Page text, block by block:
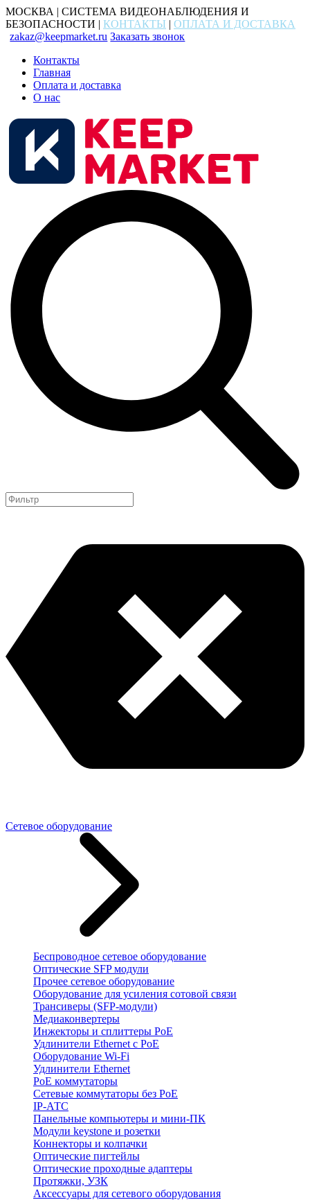
МОСКВА | СИСТЕМА ВИДЕОНАБЛЮДЕНИЯ И
БЕЗОПАСНОСТИ | КОНТАКТЫ | ОПЛАТА И ДОСТАВКА
zakaz@keepmarket.ru Заказать звонок
Контакты
Главная
Оплата и доставка
О нас
Сетевое оборудование
Беспроводное сетевое оборудование
Оптические SFP модули
Прочее сетевое оборудование
Оборудование для усиления сотовой связи
Трансиверы (SFP-модули)
Медиаконвертеры
Инжекторы и сплиттеры PoE
Удлинители Ethernet с PoE
Оборудование Wi-Fi
Удлинители Ethernet
PoE коммутаторы
Сетевые коммутаторы без PoE
IP-АТС
Панельные компьютеры и мини-ПК
Модули keystone и розетки
Коннекторы и колпачки
Оптические пигтейлы
Оптические проходные адаптеры
Протяжки, УЗК
Аксессуары для сетевого оборудования